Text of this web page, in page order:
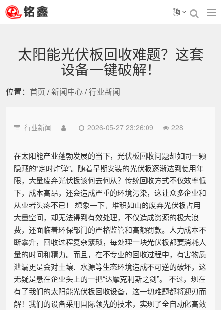
太阳能光伏板回收难题？这套
设备一键破解！
位置： 首页 /新闻中心/行业新闻
行业新闻 2026-05-27 23:26:09 228
在太阳能产业蓬勃发展的当下，光伏板回收问题却如同一颗
隐藏的“定时炸弹”。随着早期安装的光伏板逐渐达到使用年
限，大量废弃光伏板该何去何从？传统回收方式不仅效率低
下，成本高昂，还会造成严重的环境污染，这让众多企业和
从业者头疼不已！ 想象一下，堆积如山的废弃光伏板占用
大量空间，却无法得到有效处理，不仅造成资源的极大浪
费，还面临着环保部门的严格监管和高额罚款。人力成本不
断攀升，回收过程复杂繁琐，每处理一块光伏板都要消耗大
量的时间和精力。而且，在不专业的回收过程中，有害物质
泄漏更是会对土壤、水源等生态环境造成不可逆的破坏，这
无疑是悬在企业头上的一把“达摩克利斯之剑”。 不过，现在
有了我们的太阳能光伏板回收设备，这一切难题都将迎刃而
解！我们的设备采用国际领先的技术，实现了全自动化高效